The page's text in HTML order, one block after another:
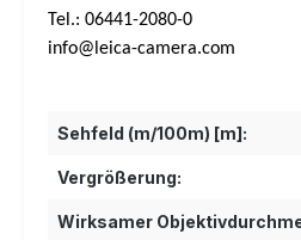
Tel.: 06441-2080-0
info@leica-camera.com
Sehfeld (m/100m) [m]:
Vergrößerung:
Wirksamer